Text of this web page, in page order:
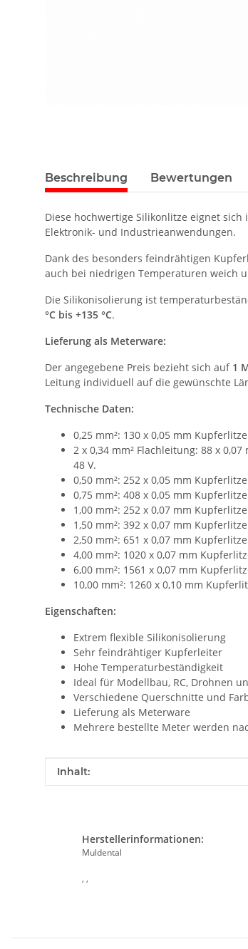
Beschreibung Bewertungen
Diese hochwertige Silikonlitze eignet sich
Elektronik- und Industrieanwendungen.
Dank des besonders feindrähtigen
auch bei niedrigen Temperaturen weich
Die Silikonisolierung ist
°C bis +135 °C.
Lieferung als Meterware:
Der angegebene Preis bezieht sich auf 1
Leitung individuell auf die gewünschte
Technische Daten:
0,25 mm²: 130 x 0,05 mm
2 x 0,34 mm² Flachleitung: 88 x
48 V.
0,50 mm²: 252 x 0,05 mm
0,75 mm²: 408 x 0,05 mm
1,00 mm²: 252 x 0,07 mm
1,50 mm²: 392 x 0,07 mm
2,50 mm²: 651 x 0,07 mm
4,00 mm²: 1020 x 0,07 mm
6,00 mm²: 1561 x 0,07 mm
10,00 mm²: 1260 x 0,10 mm
Eigenschaften:
Extrem flexible Silikonisolierung
Sehr feindrähtiger Kupferleiter
Hohe Temperaturbeständigkeit
Ideal für Modellbau, RC, Drohnen
Verschiedene Querschnitte und
Lieferung als Meterware
Mehrere bestellte Meter werden
Produkteigenschaft
Wert
Inhalt:
Herstellerinformationen:
Muldental
, ,